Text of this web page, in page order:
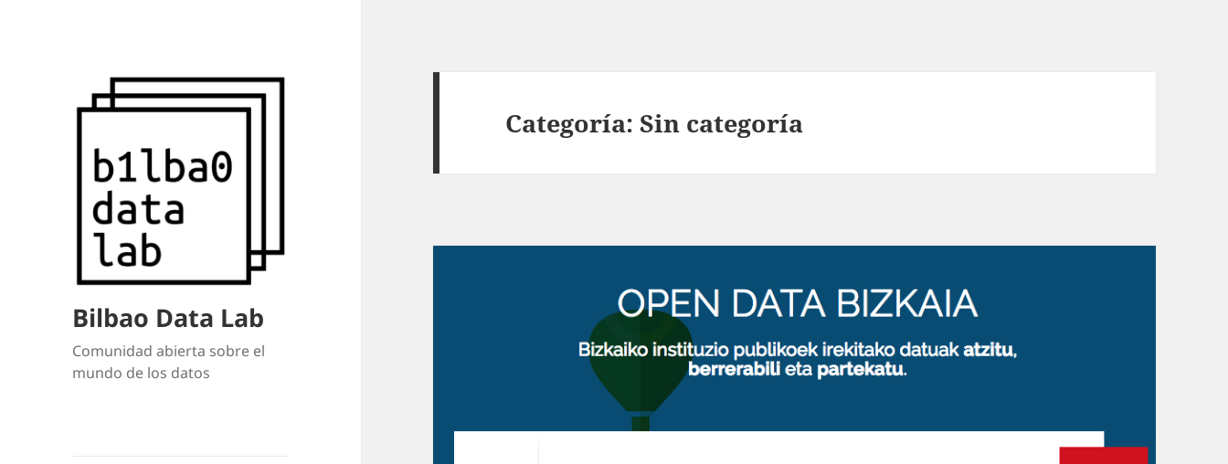
Bilbao Data Lab
Comunidad abierta sobre el
mundo de los datos
Categoría:Sin categoría